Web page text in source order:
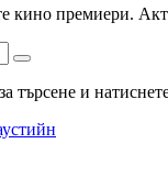
кино премиери.
търсене и